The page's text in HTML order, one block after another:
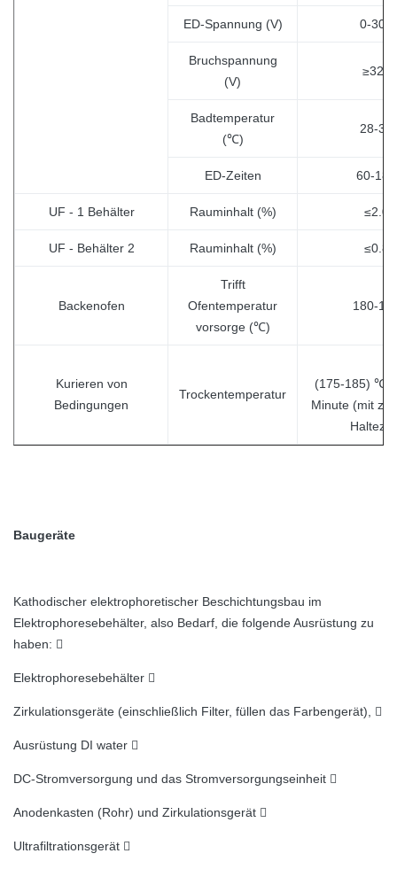
ED-Spannung (V) 0-300
Bruchspannung
(V)
≥320
Badtemperatur
(℃)
28-35
ED-Zeiten 60-180
UF - 1 Behälter Rauminhalt (%) ≤2.0
UF - Behälter 2 Rauminhalt (%) ≤0.8
Backenofen
Trifft
Ofentemperatur
vorsorge (℃)
180-
Kurieren von
Bedingungen
Trockentemperatur
(175-185) ℃×
Minute (mit
Baugeräte
Kathodischer elektrophoretischer Beschichtungsbau im
Elektrophoresebehälter, also Bedarf, die folgende Ausrüstung zu
haben: 
Elektrophoresebehälter 
Zirkulationsgeräte (einschließlich Filter, füllen das Farbengerät), 
Ausrüstung DI water 
DC-Stromversorgung und das Stromversorgungseinheit 
Anodenkasten (Rohr) und Zirkulationsgerät 
Ultrafiltrationsgerät 